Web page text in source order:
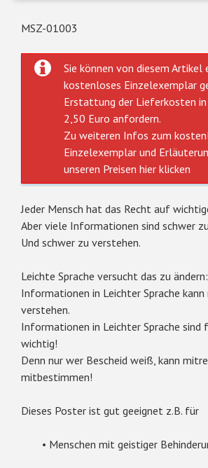
MSZ-01003
Sie können von diesem Artikel
kostenloses Einzelexemplar
Erstattung der Lieferkosten
2,50 Euro anfordern.
Zu weiteren Infos zum
Einzelexemplar und
unseren Preisen hierklicken
Jeder Mensch hat das Recht auf
Aber viele Informationen sind schwer
Und schwer zu verstehen.
Leichte Sprache versucht das zu ändern:
Informationen in Leichter Sprache
verstehen.
Informationen in Leichter Sprache sind
wichtig!
Denn nur wer Bescheid weiß, kann
mitbestimmen!
Dieses Poster ist gut geeignet z.B. für
• Menschen mit geistiger